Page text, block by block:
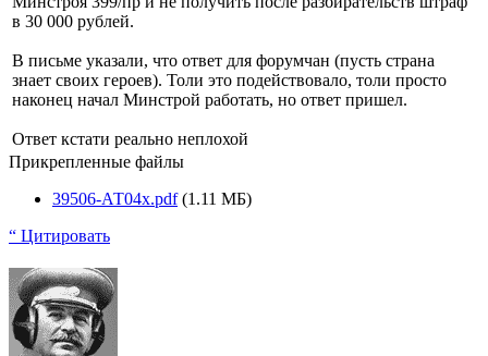
в 30 000 рублей.
В письме указали, что ответ для форумчан (пусть страна
знает своих героев). Толи это подействовало, толи просто
наконец начал Минстрой работать, но ответ пришел.
Ответ кстати реально неплохой
Прикрепленные файлы
39506-АТ04x.pdf (1.11 МБ)
“ Цитировать